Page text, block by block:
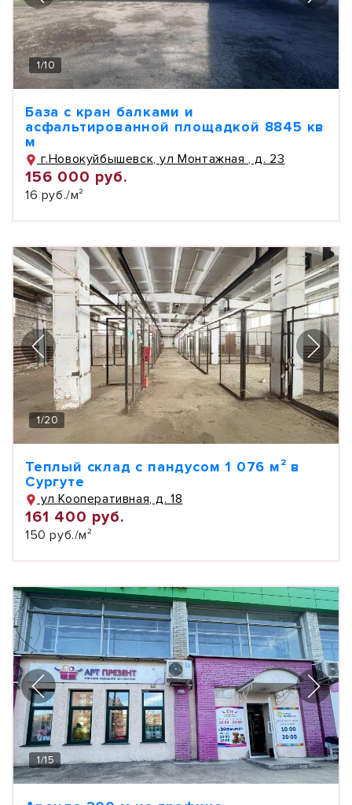
1/10
База с кран балками и
асфальтированной площадкой 8845 кв
м
г.Новокуйбышевск, ул Монтажная , д. 23
156 000 руб.
16 руб./м²
1/20
Теплый склад с пандусом 1 076 м² в
Сургуте
ул Кооперативная, д. 18
161 400 руб.
150 руб./м²
1/15